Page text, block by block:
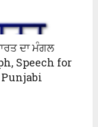
ਦਾ ਮੰਗਲ
Speech for
Punjabi